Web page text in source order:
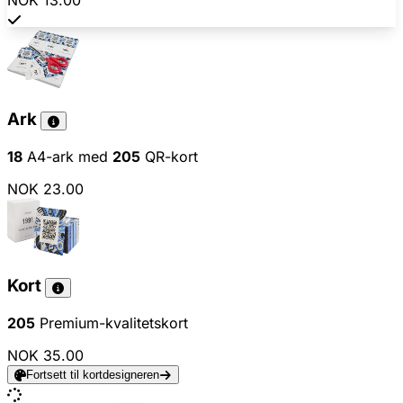
Ark
18 A4-ark med 205 QR-kort
NOK 23.00
Kort
205 Premium-kvalitetskort
NOK 35.00
Fortsett til kortdesigneren